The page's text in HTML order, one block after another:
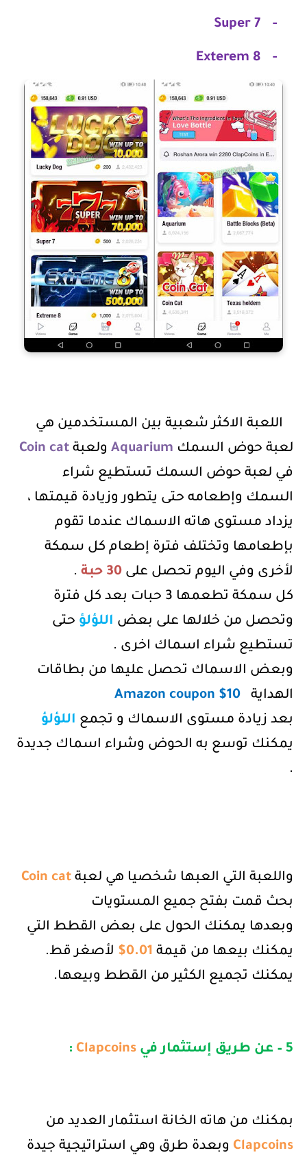
-
Super 7
-
Exterem 8
اللعبة الاكثر شعبية بين المستخدمين هي
لعبة حوض السمك Aquarium ولعبة Coin cat
في لعبة حوض السمك تستطيع شراء
السمك وإطعامه حتى يتطور وزيادة قيمتها ،
يزداد مستوى هاته الاسماك عندما تقوم
بإطعامها وتختلف فترة إطعام كل سمكة
لأخرى وفي اليوم تحصل على 30 حبة
.
كل سمكة تطعمها 3 حبات بعد كل فترة
وتحصل من خلالها على بعض اللؤلؤ حتى
تستطيع شراء اسماك اخرى .
وبعض الاسماك تحصل عليها من بطاقات
الهداية
10$
Amazon coupon
بعد زيادة مستوى الاسماك و تجمع اللؤلؤ
يمكنك توسع به الحوض وشراء اسماك جديدة
.
واللعبة التي العبها شخصيا هي لعبة Coin cat
بحث قمت بفتح جميع المستويات
وبعدها يمكنك الحول على بعض القطط التي
يمكنك بيعها من قيمة 0.01
$ لأصغر قط.
يمكنك تجميع الكثير من القطط وبيعها.
5 – عن طريق إستثمار في Clapcoins
:
بمكنك من هاته الخانة استثمار العديد من
Clapcoins وبعدة طرق وهي استراتيجية جيدة